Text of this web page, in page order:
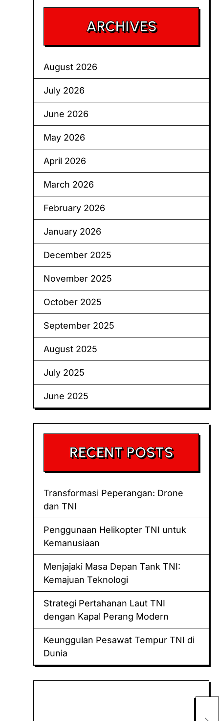
ARCHIVES
August 2026
July 2026
June 2026
May 2026
April 2026
March 2026
February 2026
January 2026
December 2025
November 2025
October 2025
September 2025
August 2025
July 2025
June 2025
RECENT POSTS
Transformasi Peperangan: Drone
dan TNI
Penggunaan Helikopter TNI untuk
Kemanusiaan
Menjajaki Masa Depan Tank TNI:
Kemajuan Teknologi
Strategi Pertahanan Laut TNI
dengan Kapal Perang Modern
Keunggulan Pesawat Tempur TNI di
Dunia